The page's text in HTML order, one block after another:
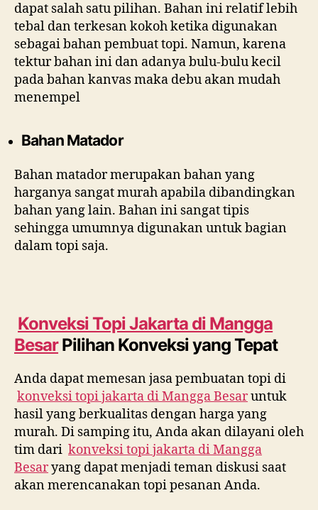
dapat salah satu pilihan. Bahan ini relatif lebih
tebal dan terkesan kokoh ketika digunakan
sebagai bahan pembuat topi. Namun, karena
tektur bahan ini dan adanya bulu-bulu kecil
pada bahan kanvas maka debu akan mudah
menempel
Bahan Matador
Bahan matador merupakan bahan yang
harganya sangat murah apabila dibandingkan
bahan yang lain. Bahan ini sangat tipis
sehingga umumnya digunakan untuk bagian
dalam topi saja.
Konveksi Topi Jakarta di Mangga
BesarPilihan Konveksi yang Tepat
Anda dapat memesan jasa pembuatan topi di
konveksi topi jakarta diMangga Besaruntuk
hasil yang berkualitas dengan harga yang
murah. Di samping itu, Anda akan dilayani oleh
tim dari konveksi topi jakarta diMangga
Besaryang dapat menjadi teman diskusi saat
akan merencanakan topi pesanan Anda.